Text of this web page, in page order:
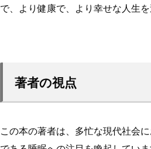
で、より健康で、より幸せな人生
著者の視点
この本の著者は、多忙な現代社会